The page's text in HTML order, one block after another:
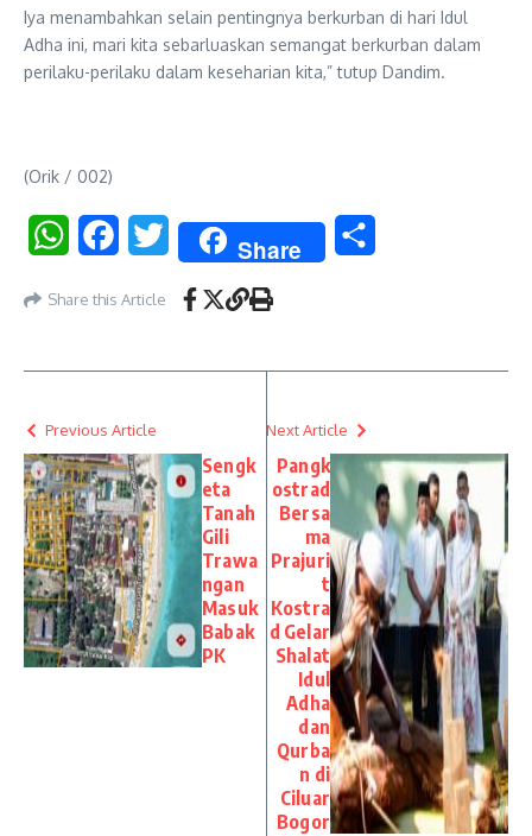
Iya menambahkan selain pentingnya berkurban di hari Idul
Adha ini, mari kita sebarluaskan semangat berkurban dalam
perilaku-perilaku dalam keseharian kita,” tutup Dandim.
(Orik / 002)
WhatsAppFacebookTwitter Share
Share this Article
Previous Article
Sengk
eta
Tanah
Gili
Trawa
ngan
Masuk
Babak
PK
Next Article
Pangk
ostrad
Bersa
ma
Prajuri
t
Kostra
d Gelar
Shalat
Idul
Adha
dan
Qurba
n di
Ciluar
Bogor